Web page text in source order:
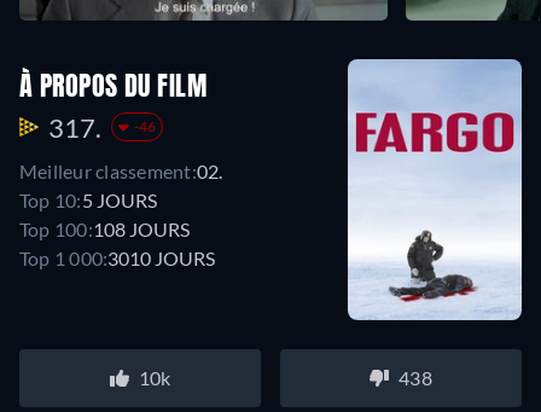
À PROPOS DU FILM
317. -46
Meilleur classement:02.
Top 10:5 JOURS
Top 100:108 JOURS
Top 1 000:3010 JOURS
10k 438